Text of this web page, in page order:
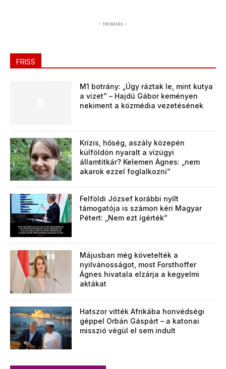
- Hirdetés -
FRISS
M1 botrány: „Úgy ráztak le, mint kutya
a vizet” – Hajdú Gábor keményen
nekiment a közmédia vezetésének
Krízis, hőség, aszály közepén
külföldön nyaralt a vízügyi
államtitkár? Kelemen Ágnes: „nem
akarok ezzel foglalkozni”
Felföldi József korábbi nyílt
támogatója is számon kéri Magyar
Pétert: „Nem ezt ígérték”
Májusban még követelték a
nyilvánosságot, most Forsthoffer
Ágnes hivatala elzárja a kegyelmi
aktákat
Hatszor vitték Afrikába honvédségi
géppel Orbán Gáspárt – a katonai
misszió végül el sem indult